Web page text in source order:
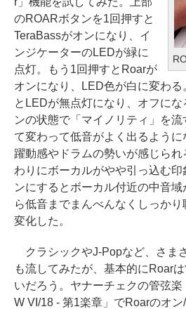
のROARボタンを1回押すと
TeraBassがオンになり、イ
ンジケーターのLEDが緑に
点灯。もう1回押すとRoarが
オンになり、LED色が白に変わ
とLEDが無点灯になり、オフに
ンの状態で「マイノリティ」を
て変わって低音がよく出るよう
躍動感やドラムの勢いが感じら
わりにボーカルがやや引っ込む
ンにするとボーカル付近の中音
ら低音までまんべんなくしっか
変化した。
クラシックやJ-Popなど、さま
も流してみたが、基本的にRoar
いだろう。ヤナーチェクの管弦
W VI/18 - 第1楽章」でRoarのオ